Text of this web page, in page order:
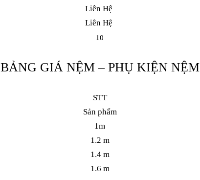
Liên Hệ
Liên Hệ
10
BẢNG GIÁ NỆM – PHỤ KIỆN NỆM
STT
Sản phẩm
1m
1.2 m
1.4 m
1.6 m